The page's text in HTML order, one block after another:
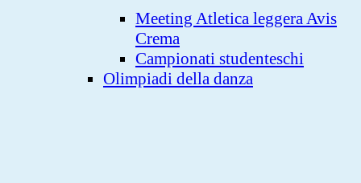
Meeting Atletica leggera Avis
Crema
Campionati studenteschi
Olimpiadi della danza